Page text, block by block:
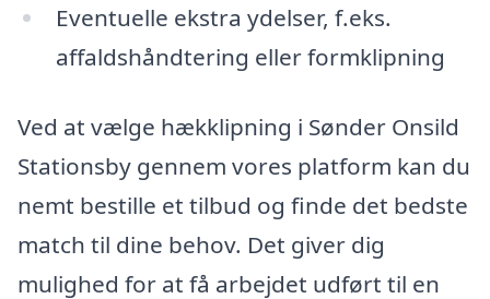
Eventuelle ekstra ydelser, f.eks.
affaldshåndtering eller formklipning
Ved at vælge hækklipning i Sønder Onsild
Stationsby gennem vores platform kan du
nemt bestille et tilbud og finde det bedste
match til dine behov. Det giver dig
mulighed for at få arbejdet udført til en